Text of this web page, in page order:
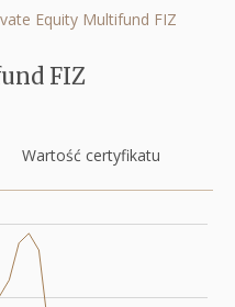
Equity Multifund FIZ
FIZ
Wartość certyfikatu